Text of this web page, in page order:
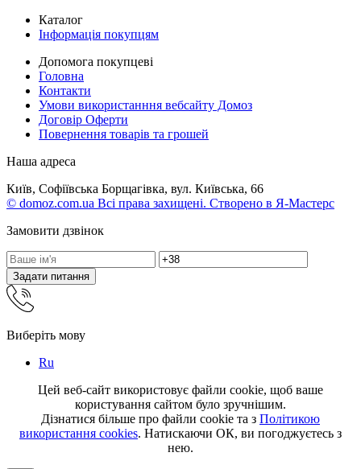
Каталог
Інформація покупцям
Допомога покупцеві
Головна
Контакти
Умови використанння вебсайту Домоз
Договір Оферти
Повернення товарів та грошей
Наша адреса
Київ, Софіївська Борщагівка, вул. Київська, 66
© domoz.com.ua Всі права захищені. Створено в Я-Мастерс
Замовити дзвінок
Задати питання
Виберіть мову
Ru
Цей веб-сайт використовує файли cookie, щоб ваше
користування сайтом було зручнішим.
Дізнатися більше про файли cookie та з Політикою
використання cookies. Натискаючи ОК, ви погоджуєтесь з
нею.